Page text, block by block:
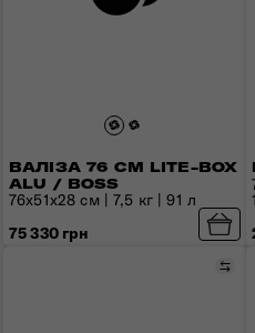
ВАЛІЗА 76 СМ LITE-BOX
ALU / BOSS
76х51х28 см | 7,5 кг | 91 л
75 330 грн